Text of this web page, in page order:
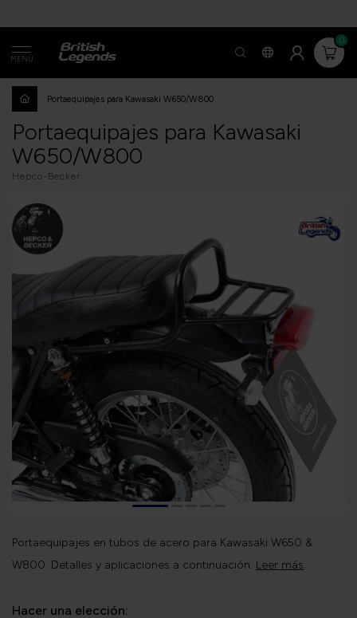
MENÚ
0
Portaequipajes para Kawasaki W650/W800
Portaequipajes para Kawasaki
W650/W800
Hepco-Becker
Portaequipajes en tubos de acero para Kawasaki W650 &
W800. Detalles y aplicaciones a continuación. Leer más.
Hacer una elección: